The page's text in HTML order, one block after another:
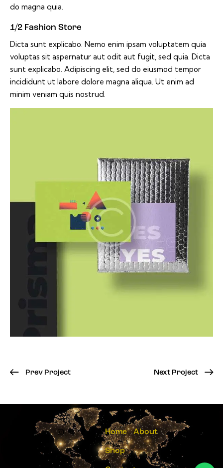
do magna quia.
1/2 Fashion Store
Dicta sunt explicabo. Nemo enim ipsam voluptatem quia
voluptas sit aspernatur aut odit aut fugit, sed quia. Dicta
sunt explicabo. Adipiscing elit, sed do eiusmod tempor
incididunt ut labore dolore magna aliqua. Ut enim ad
minim veniam quis nostrud.
Prev Project Next Project
Home About
Shop